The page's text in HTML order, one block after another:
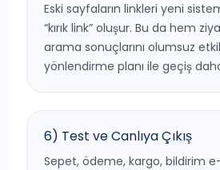
Eski sayfaların linkleri yeni
“kırık link” oluşur. Bu da hem
arama sonuçlarını olumsuz
yönlendirme planı ile geçiş
6) Test ve Canlıya Çıkış
Sepet, ödeme, kargo, bildirim